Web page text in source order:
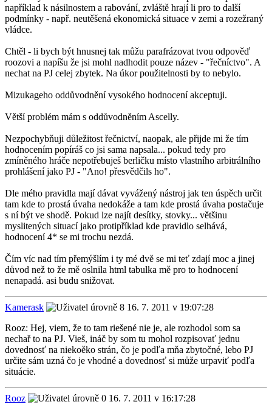
například k násilnostem a rabování, zvláště hrají li pro to další
podmínky - např. neutěšená ekonomická situace v zemi a rozežraný
vládce.
Chtěl - li bych být hnusnej tak můžu parafrázovat tvou odpověď
roozovi a napíšu že jsi mohl nadhodit pouze název - "řečníctvo". A
nechat na PJ celej zbytek. Na úkor použitelnosti by to nebylo.
Mizukageho oddůvodnění vysokého hodnocení akceptuji.
Větší problém mám s oddůvodněním Ascelly.
Nezpochybňuji důležitost řečnictví, naopak, ale přijde mi že tím
hodnocením popíráš co jsi sama napsala... pokud tedy pro
zmíněného hráče nepotřebuješ berličku místo vlastního arbitrálního
prohlášení jako PJ - "Ano! přesvědčils ho".
Dle mého pravidla mají dávat vyvážený nástroj jak ten úspěch určit
tam kde to prostá úvaha nedokáže a tam kde prostá úvaha postačuje
s ní být ve shodě. Pokud lze najít desítky, stovky... většinu
myslitených situací jako protipříklad kde pravidlo selhává,
hodnocení 4* se mi trochu nezdá.
Čím víc nad tím přemýšlím i ty mé dvě se mi teť zdají moc a jinej
důvod než to že mě oslnila html tabulka mě pro to hodnocení
nenapadá. asi budu snižovat.
Kamerask
16. 7. 2011 v 19:07:28
Rooz: Hej, viem, že to tam riešené nie je, ale rozhodol som sa
nechař to na PJ. Vieš, ináč by som tu mohol rozpisovať jednu
dovednosť na niekoěko strán, čo je podľa mňa zbytočné, lebo PJ
určite sám uzná čo je vhodné a dovednosť si může urpaviť podľa
situácie.
Rooz
16. 7. 2011 v 16:17:28